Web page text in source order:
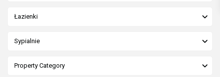
Łazienki
Sypialnie
Property Category